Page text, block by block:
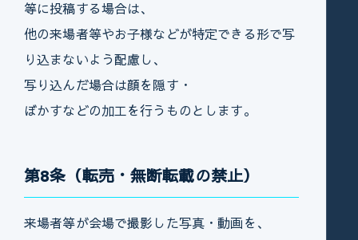
等に投稿する場合は、
他の来場者等やお子様などが特定できる形で写
り込まないよう配慮し、
写り込んだ場合は顔を隠す・
ぼかすなどの加工を行うものとします。
第8条（転売・無断転載の禁止）
来場者等が会場で撮影した写真・動画を、